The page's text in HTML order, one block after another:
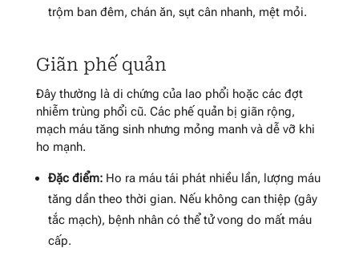
trộm ban đêm, chán ăn, sụt cân nhanh, mệt mỏi.
Giãn phế quản
Đây thường là di chứng của lao phổi hoặc các đợt
nhiễm trùng phổi cũ. Các phế quản bị giãn rộng,
mạch máu tăng sinh nhưng mỏng manh và dễ vỡ khi
ho mạnh.
Đặc điểm:Ho ra máu tái phát nhiều lần, lượng máu
tăng dần theo thời gian. Nếu không can thiệp (gây
tắc mạch), bệnh nhân có thể tử vong do mất máu
cấp.